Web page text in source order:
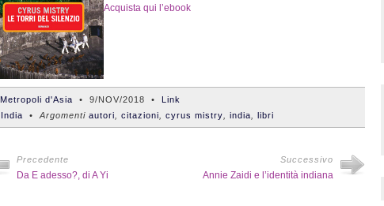
Acquista qui l’ebook
Metropoli d'Asia • 9/NOV/2018 • Link
India • Argomenti autori citazioni cyrus mistry india libri
Precedente
Da E adesso?, di A Yi
Successivo
Annie Zaidi e l’identità indiana